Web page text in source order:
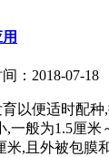
：2018-07-18
以便适时配
一般为1.5厘米
米,且外被包膜